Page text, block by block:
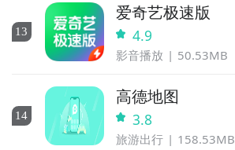
13
爱奇艺极速版
4.9
影音播放 50.53MB
14
高德地图
3.8
旅游出行 158.53MB